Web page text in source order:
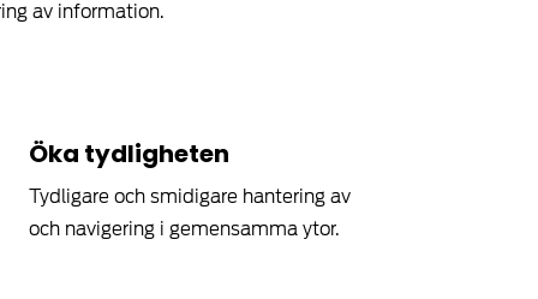
av information.
Öka tydligheten
Tydligare och smidigare hantering av
och navigering i gemensamma ytor.